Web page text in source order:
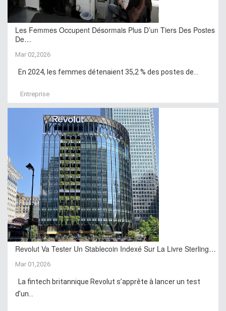
Les Femmes Occupent Désormais Plus D’un Tiers Des Postes
De…
Mar 02,2026
En 2024, les femmes détenaient 35,2 % des postes de...
Entreprise
Revolut Va Tester Un Stablecoin Indexé Sur La Livre Sterling…
Mar 01,2026
La fintech britannique Revolut s’apprête à lancer un test
d’un...